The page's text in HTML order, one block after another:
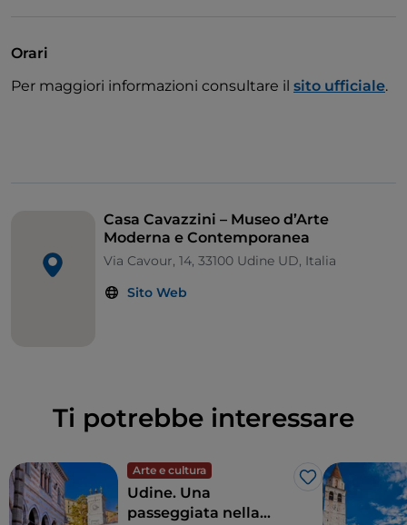
calibro di
Mondrian, Wassily Kandinsky, René Magritte, Max
Orari
Per maggiori informazioni consultare il sito ufficiale.
Casa Cavazzini – Museo d’Arte
Moderna e Contemporanea
Via Cavour, 14, 33100 Udine UD, Italia
Sito Web
Ti potrebbe interessare
Arte e cultura
Like
Udine. Una
passeggiata nella